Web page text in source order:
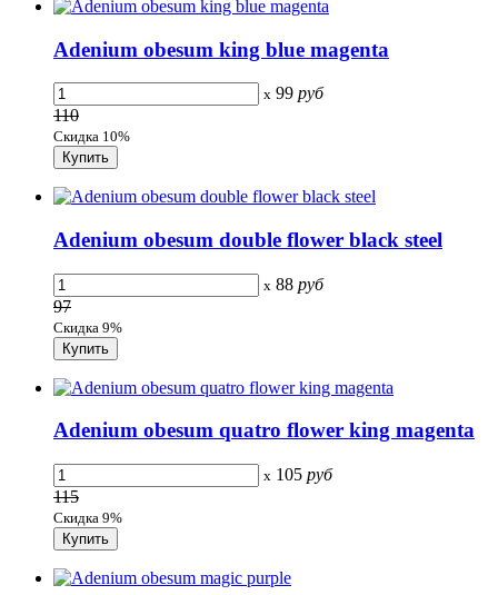
Adenium obesum king blue magenta
x 99 руб
110
Скидка 10%
Adenium obesum double flower black steel
x 88 руб
97
Скидка 9%
Adenium obesum quatro flower king magenta
x 105 руб
115
Скидка 9%